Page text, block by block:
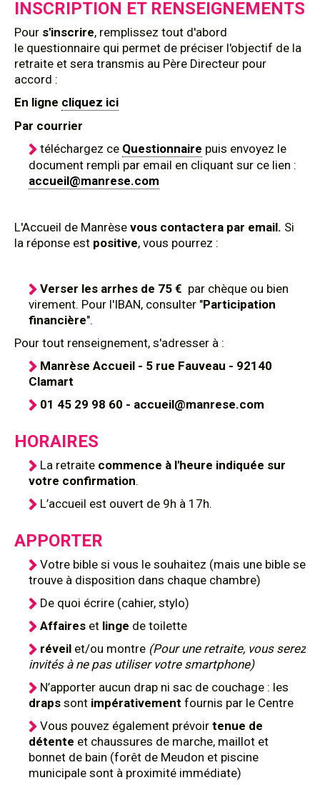
INSCRIPTION ET RENSEIGNEMENTS
Pour s'inscrire, remplissez tout d'abord
le questionnaire qui permet de préciser l'objectif de la
retraite et sera transmis au Père Directeur pour
accord :
En ligne cliquez ici
Par courrier
téléchargez ce Questionnaire puis envoyez le
document rempli par email en cliquant sur ce lien :
accueil@manrese.com
L'Accueil de Manrèse vous contactera par email. Si
la réponse est positive, vous pourrez :
Verser les arrhes de 75 € par chèque ou bien
virement. Pour l'IBAN, consulter "Participation
financière".
Pour tout renseignement, s'adresser à :
Manrèse Accueil - 5 rue Fauveau - 92140
Clamart
01 45 29 98 60 - accueil@manrese.com
HORAIRES
La retraite commence à l'heure indiquée sur
votre confirmation.
L’accueil est ouvert de 9h à 17h.
APPORTER
Votre bible si vous le souhaitez (mais une bible se
trouve à disposition dans chaque chambre)
De quoi écrire (cahier, stylo)
Affaires et linge de toilette
réveil et/ou montre (Pour une retraite, vous serez
invités à ne pas utiliser votre smartphone)
N’apporter aucun drap ni sac de couchage : les
draps sont impérativement fournis par le Centre
Vous pouvez également prévoir tenue de
détente et chaussures de marche, maillot et
bonnet de bain (forêt de Meudon et piscine
municipale sont à proximité immédiate)